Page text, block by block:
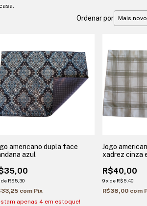
Ordenar por
americano dupla face
azul
de R$5,30
com Pix
apenas4 em estoque!
Jogo
xadrez cinza
R$40,00
9 x de R$5,40
R$38,00 com